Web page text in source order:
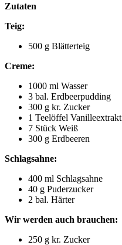
Zutaten
Teig:
500 g Blätterteig
Creme:
1000 ml Wasser
3 bal. Erdbeerpudding
300 g kr. Zucker
1 Teelöffel Vanilleextrakt
7 Stück Weiß
300 g Erdbeeren
Schlagsahne:
400 ml Schlagsahne
40 g Puderzucker
2 bal. Härter
Wir werden auch brauchen:
250 g kr. Zucker